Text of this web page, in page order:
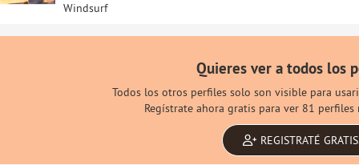
Windsurf
Quieres ver a todos los
Todos los otros perfiles solo son visible para
Regístrate ahora gratis para ver 81 perfiles
REGISTRATÉ